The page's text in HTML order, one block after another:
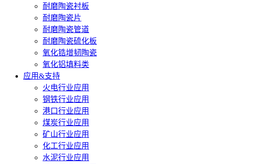
耐磨陶瓷衬板
耐磨陶瓷片
耐磨陶瓷管道
耐磨陶瓷硫化板
氧化锆增韧陶瓷
氧化铝填料类
应用&支持
火电行业应用
钢铁行业应用
港口行业应用
煤炭行业应用
矿山行业应用
化工行业应用
水泥行业应用